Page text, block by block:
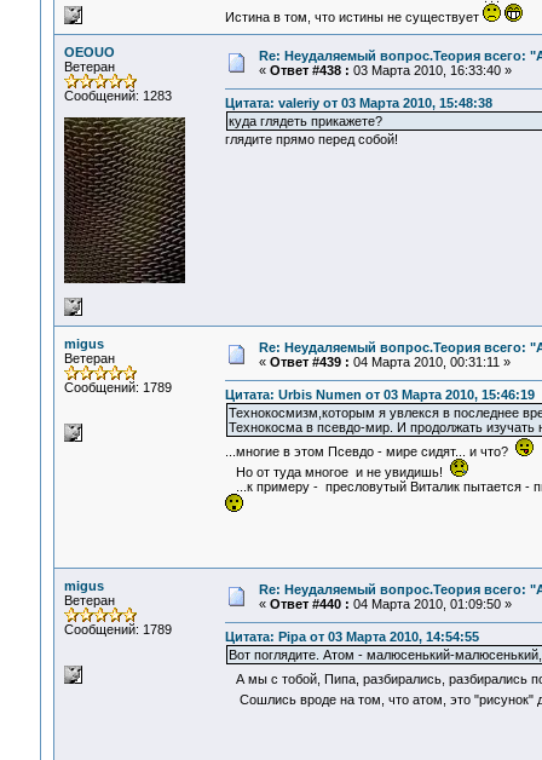
Истина в том, что истины не существует
OEOUO
Ветеран
Сообщений: 1283
Re: Неудаляемый вопрос.Теория всего:
« Ответ #438 : 03 Марта 2010, 16:33:40 »
Цитата: valeriy от 03 Марта 2010, 15:48:38
куда глядеть прикажете?
глядите прямо перед собой!
migus
Ветеран
Сообщений: 1789
Re: Неудаляемый вопрос.Теория всего:
« Ответ #439 : 04 Марта 2010, 00:31:11 »
Цитата: Urbis Numen от 03 Марта 2010, 15:46:19
Технокосмизм,которым я увлекся в последнее
Технокосма в псевдо-мир. И продолжать изучать
...многие в этом Псевдо - мире сидят... и что?
Но от туда многое и не увидишь!
...к примеру - пресловутый Виталик пытается -
migus
Ветеран
Сообщений: 1789
Re: Неудаляемый вопрос.Теория всего:
« Ответ #440 : 04 Марта 2010, 01:09:50 »
Цитата: Pipa от 03 Марта 2010, 14:54:55
Вот поглядите. Атом - малюсенький-
А мы с тобой, Пипа, разбирались, разбирались
Сошлись вроде на том, что атом, это "рисунок"